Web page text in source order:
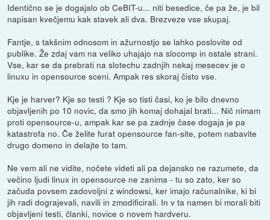
Identično se je dogajalo ob CeBIT-u... niti besedice, če pa že, je bil
napisan kvečjemu kak stavek ali dva. Brezveze vse skupaj.
Fantje, s takšnim odnosom in ažurnostjo se lahko poslovite od
publike. Že zdaj vam na veliko uhajajo na slocomp in ostale strani.
Vse, kar se da prebrati na slotechu zadnjih nekaj mesecev je o
linuxu in opensource sceni. Ampak res skoraj čisto vse.
Kje je harver? Kje so testi ? Kje so tisti časi, ko je bilo dnevno
objavljenih po 10 novic, da smo jih komaj dohajal brati... Nič nimam
proti opensource-u, ampak kar se pa zadnje čase dogaja je pa
katastrofa no. Če želite furat opensource fan-site, potem nabavite
drugo domeno in delajte to tam.
Ne vem ali ne vidite, nočete videti ali pa dejansko ne razumete, da
večino ljudi linux in opensource ne zanima - tu so zato, ker so
začuda povsem zadovoljni z windowsi, ker imajo računalnike, ki bi
jih radi dograjevali, navili in zmodificirali. In v ta namen bi morali biti
objavljeni testi, članki, novice o novem hardveru.